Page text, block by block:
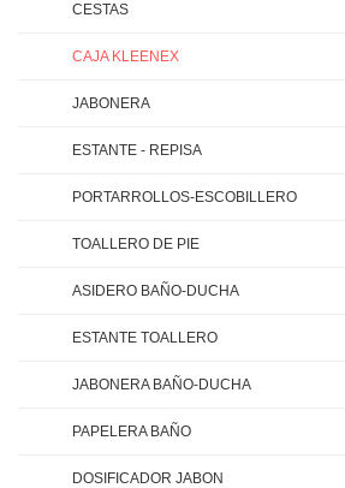
CESTAS
CAJA KLEENEX
JABONERA
ESTANTE - REPISA
PORTARROLLOS-ESCOBILLERO
TOALLERO DE PIE
ASIDERO BAÑO-DUCHA
ESTANTE TOALLERO
JABONERA BAÑO-DUCHA
PAPELERA BAÑO
DOSIFICADOR JABON